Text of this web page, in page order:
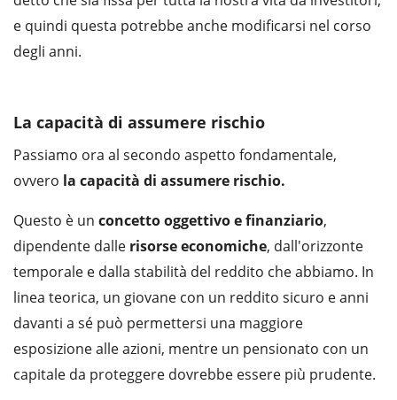
e quindi questa potrebbe anche modificarsi nel corso
degli anni.
La capacità di assumere rischio
Passiamo ora al secondo aspetto fondamentale,
ovvero la capacità di assumere rischio.
Questo è un concetto oggettivo e finanziario,
dipendente dalle risorse economiche, dall'orizzonte
temporale e dalla stabilità del reddito che abbiamo. In
linea teorica, un giovane con un reddito sicuro e anni
davanti a sé può permettersi una maggiore
esposizione alle azioni, mentre un pensionato con un
capitale da proteggere dovrebbe essere più prudente.